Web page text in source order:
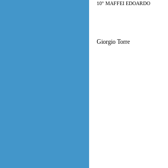
10° MAFFEI EDOARDO
Giorgio Torre